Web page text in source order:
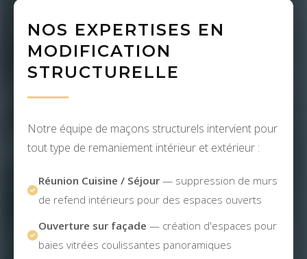
NOS EXPERTISES EN
MODIFICATION
STRUCTURELLE
Notre équipe de maçons structurels intervient pour
tout type de remaniement intérieur et extérieur :
Réunion Cuisine / Séjour — suppression de murs
de refend intérieurs pour des espaces ouverts
Ouverture sur façade — création d'espaces pour
baies vitrées coulissantes panoramiques